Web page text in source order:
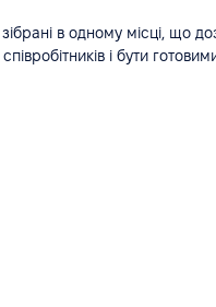
в одному місці, що
і бути